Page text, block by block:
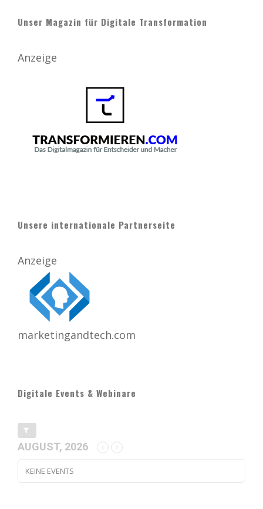
Unser Magazin für Digitale Transformation
Anzeige
Unsere internationale Partnerseite
Anzeige
marketingandtech.com
Digitale Events & Webinare
AUGUST, 2026
KEINE EVENTS